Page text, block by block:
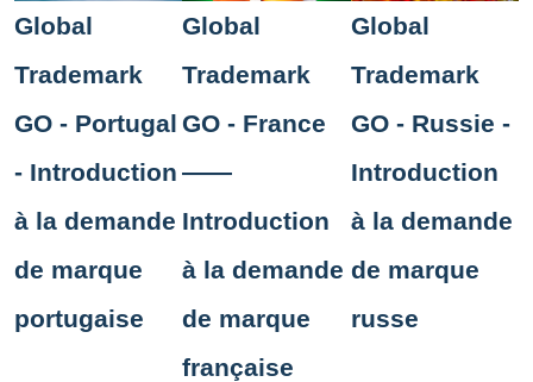
Global
Trademark
GO - Portugal
- Introduction
à la demande
de marque
portugaise
Global
Trademark
GO - France
——
Introduction
à la demande
de marque
française
Global
Trademark
GO - Russie -
Introduction
à la demande
de marque
russe